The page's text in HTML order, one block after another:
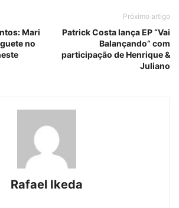
Mari
no
Próximo artigo
Patrick Costa lança EP “Vai
Balançando” com
participação de Henrique &
Juliano
Rafael Ikeda